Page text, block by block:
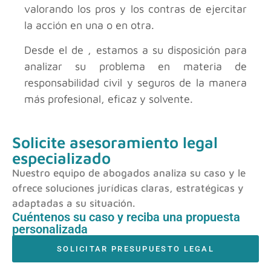
valorando los pros y los contras de ejercitar
la acción en una o en otra.
Desde el de , estamos a su disposición para
analizar su problema en materia de
responsabilidad civil y seguros de la manera
más profesional, eficaz y solvente.
Solicite asesoramiento legal
especializado
Nuestro equipo de abogados analiza su caso y le
ofrece soluciones jurídicas claras, estratégicas y
adaptadas a su situación.
Cuéntenos su caso y reciba una propuesta
personalizada
SOLICITAR PRESUPUESTO LEGAL